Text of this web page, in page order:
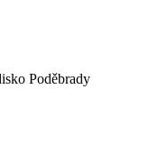
Poděbrady